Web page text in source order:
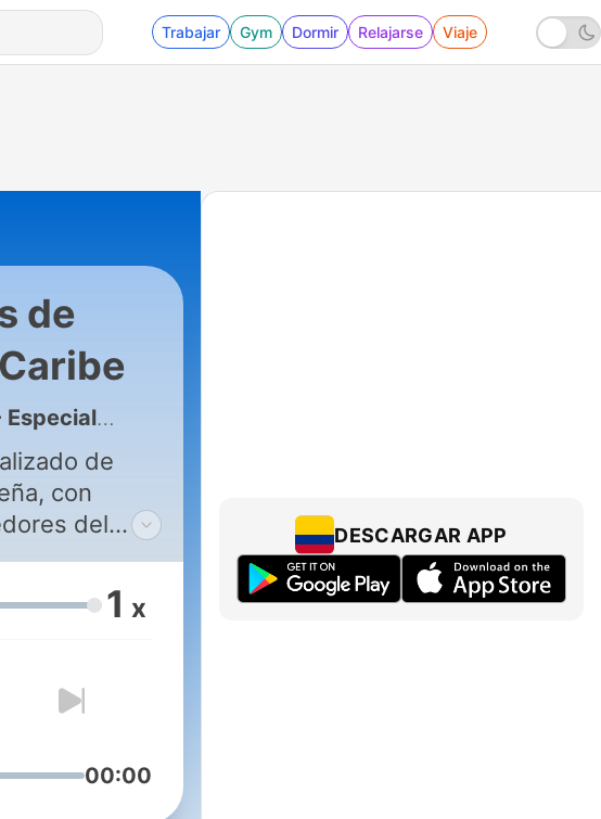
Trabajar Gym Dormir Relajarse Viaje
de
de Radio Sol Caribe
de
con
del
1 x
00:00
DESCARGAR APP